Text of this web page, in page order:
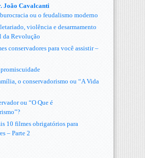
João Cavalcanti
ou o feudalismo moderno
violência e desarmamento
Revolução
conservadores para você assistir –
o conservadorismo ou “A Vida
ou “O Que é
10 filmes obrigatórios para
– Parte 2